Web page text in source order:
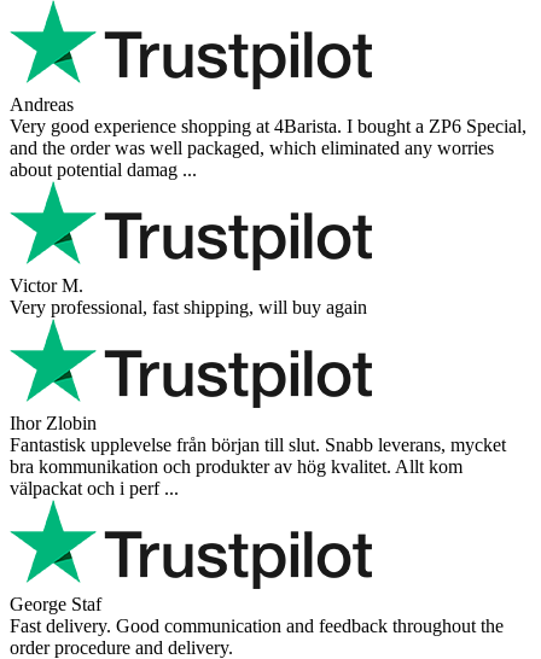
Andreas
Very good experience shopping at 4Barista. I bought a ZP6 Special,
and the order was well packaged, which eliminated any worries
about potential damag ...
Victor M.
Very professional, fast shipping, will buy again
Ihor Zlobin
Fantastisk upplevelse från början till slut. Snabb leverans, mycket
bra kommunikation och produkter av hög kvalitet. Allt kom
välpackat och i perf ...
George Staf
Fast delivery. Good communication and feedback throughout the
order procedure and delivery.